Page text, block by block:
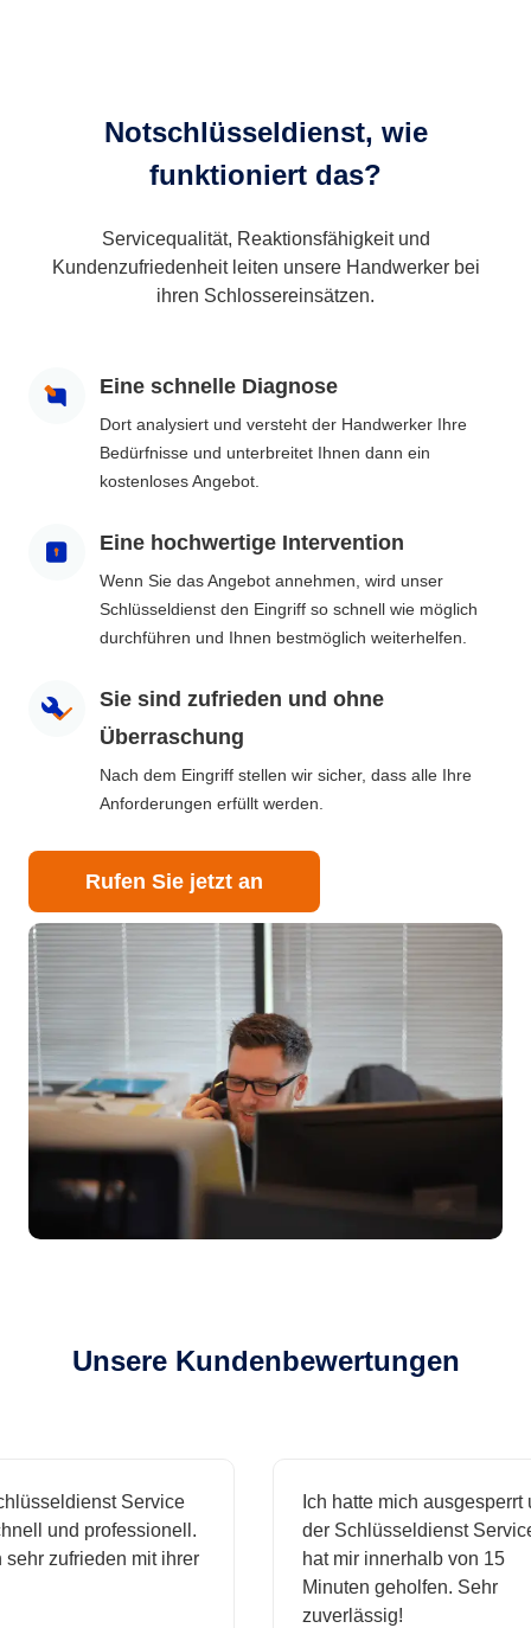
Notschlüsseldienst, wie
funktioniert das?
Servicequalität, Reaktionsfähigkeit und
Kundenzufriedenheit leiten unsere Handwerker bei
ihren Schlossereinsätzen.
Eine schnelle Diagnose
Dort analysiert und versteht der Handwerker Ihre
Bedürfnisse und unterbreitet Ihnen dann ein
kostenloses Angebot.
Eine hochwertige Intervention
Wenn Sie das Angebot annehmen, wird unser
Schlüsseldienst den Eingriff so schnell wie möglich
durchführen und Ihnen bestmöglich weiterhelfen.
Sie sind zufrieden und ohne
Überraschung
Nach dem Eingriff stellen wir sicher, dass alle Ihre
Anforderungen erfüllt werden.
Rufen Sie jetzt an
Unsere Kundenbewertungen
Service
und professionell.
zufrieden mit ihrer
Ich hatte mich ausgesperrt
der Schlüsseldienst Service
hat mir innerhalb von 15
Minuten geholfen. Sehr
zuverlässig!